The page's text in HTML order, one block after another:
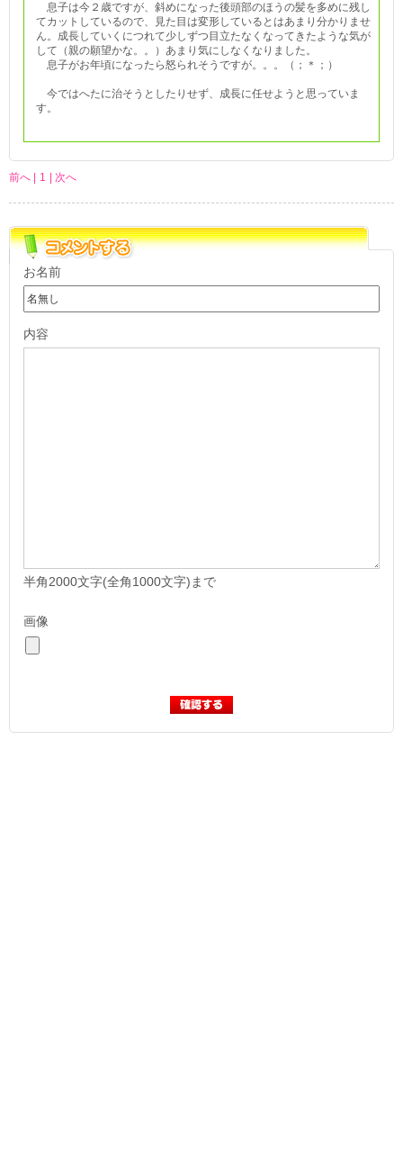
息子は今２歳ですが、斜めになった後頭部のほうの髪を多めに残し
てカットしているので、見た目は変形しているとはあまり分かりませ
ん。成長していくにつれて少しずつ目立たなくなってきたような気が
して（親の願望かな。。）あまり気にしなくなりました。
息子がお年頃になったら怒られそうですが。。。（；＊；）
今ではへたに治そうとしたりせず、成長に任せようと思っていま
す。
前へ | 1 | 次へ
お名前
内容
半角2000文字(全角1000文字)まで
画像